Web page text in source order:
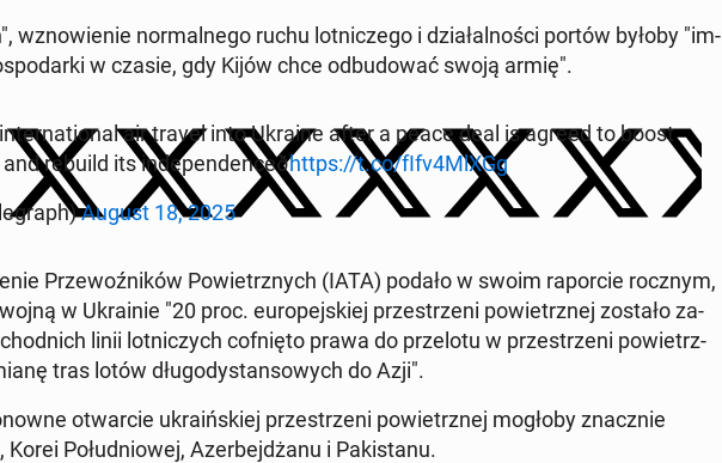
wzno­wie­nie nor­mal­ne­go ruchu lot­ni­cze­go i dzia­łal­no­ści portów byłoby "im­
w czasie, gdy Kijów chce od­bu­do­wać swoją armię".
air travel into Ukraine after a peace deal is agreed to boost
rebuild its in­de­pen­den­ce­ðhttps://t.co/fIfv4MlXGg
August 18, 2025
Prze­woź­ni­ków Po­wietrz­nych (IATA) podało w swoim ra­por­cie rocznym,
w Ukra­inie "20 proc. eu­ro­pej­skiej prze­strze­ni po­wietrz­nej zostało za­
linii lot­ni­czych cof­nię­to prawa do prze­lo­tu w prze­strze­ni po­wietrz­
tras lotów dłu­go­dy­stan­so­wych do Azji".
otwar­cie ukra­iń­skiej prze­strze­ni po­wietrz­nej mogłoby znacz­nie
Po­łu­dnio­wej, Azer­bej­dża­nu i Pa­ki­sta­nu.